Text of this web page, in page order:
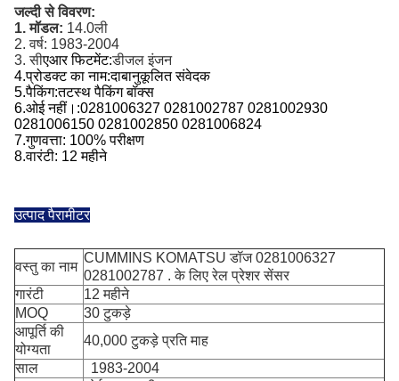
जल्दी से विवरण:
1. मॉडल: 14.0ली
2. वर्ष: 1983-2004
3. सीएआर फिटमेंट:डीजल इंजन
4.प्रोडक्ट का नाम:दाबानुकूलित संवेदक
5.पैकिंग:तटस्थ पैकिंग बॉक्स
6.ओई नहीं। :0281006327 0281002787 0281002930
0281006150 0281002850 0281006824
7.गुणवत्ता: 100% परीक्षण
8.वारंटी: 12 महीने
उत्पाद पैरामीटर
वस्तु का नाम
CUMMINS KOMATSU डॉज 0281006327
0281002787 . के लिए रेल प्रेशर सेंसर
गारंटी
12 महीने
MOQ
30 टुकड़े
आपूर्ति की
योग्यता
40,000 टुकड़े प्रति माह
साल
1983-2004